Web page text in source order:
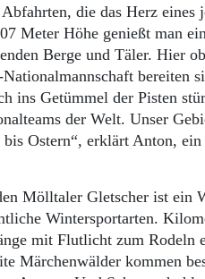
die das Herz eines
Meter Höhe genießt man
Berge und Täler. Hier
bereiten
ins Getümmel der Pisten
der Welt. Unser
Ostern“, erklärt Anton,
Mölltaler Gletscher ist ein
Wintersportarten.
mit Flutlicht zum Rodeln
Märchenwälder kommen